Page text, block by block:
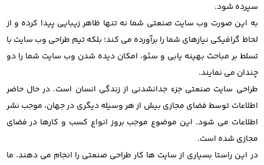
سپرده شود.
به این صورت وب سایت صنعتی شما نه تنها ظاهر زیبایی پیدا کرده و از
لحاظ گرافیکی نیازهای شما را برآورده می کند؛ بلکه تیم طراحی وب سایت با
تسلط بر مباحث بهینه یابی و سئو، امکان دیده شدن وب سایت شما را دو
چندان می نمایند.
طراحی سایت صنعتی جزء جدانشدنی از زندگی انسان است. در حال حاضر
اطلاعات توسط فضای مجازی بیش از هر وسیله دیگری در جهان، موجب نشر
اطلاعات می شود. این موضوع موجب بروز انواع کسب و کارها در فضای
مجازی شده است.
در این راستا بسیاری از سایت ها کار طراحی صنعتی را انجام می دهند. ما